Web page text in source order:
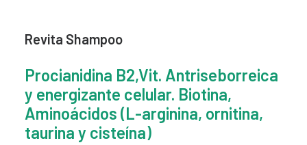
ICLOS
NOVEDADES
SEGURIDAD Y RESPALDO
Revita Shampoo
Procianidina B2,Vit. Antriseborreica
y energizante celular. Biotina,
Aminoácidos (L-arginina, ornitina,
taurina y cisteína)